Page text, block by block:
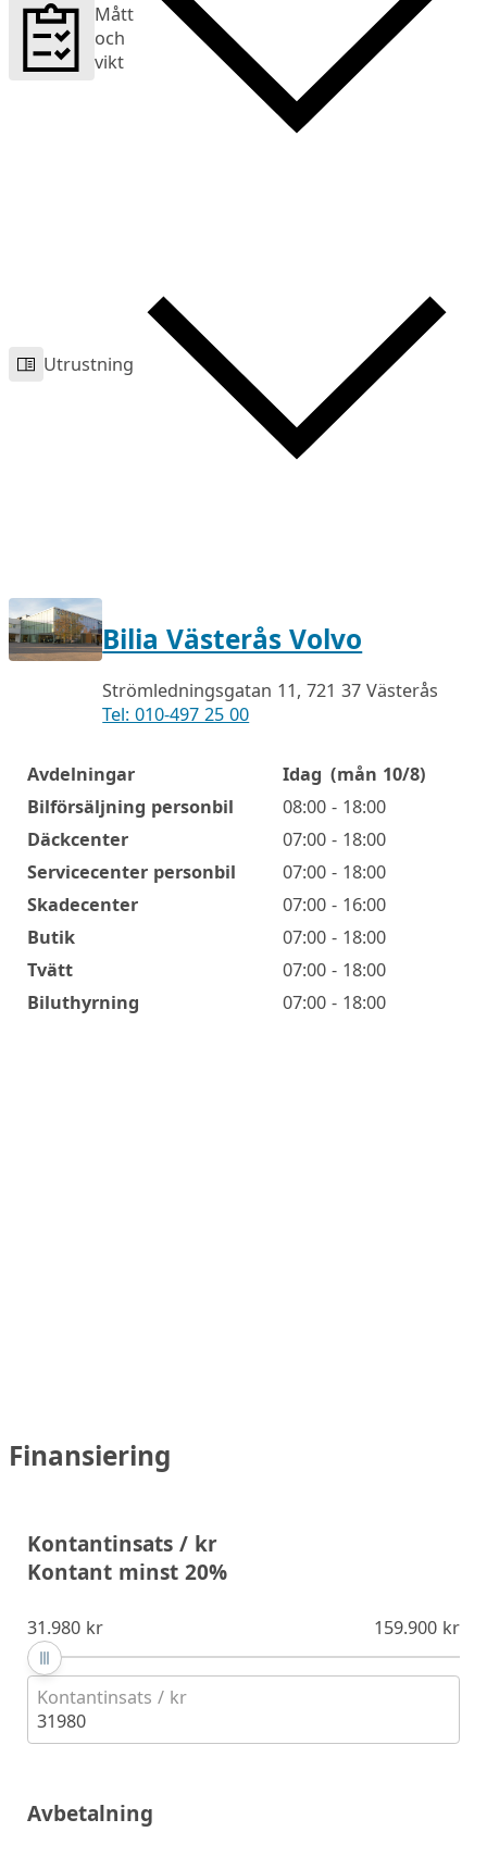
Mått
och
vikt
Utrustning
Bilia Västerås Volvo
Strömledningsgatan 11, 721 37 Västerås
Tel: 010-497 25 00
Öppettider
Avdelningar Idag (mån 10/8)
Bilförsäljning personbil
08:00 - 18:00
Däckcenter
07:00 - 18:00
Servicecenter personbil
07:00 - 18:00
Skadecenter
07:00 - 16:00
Butik
07:00 - 18:00
Tvätt
07:00 - 18:00
Biluthyrning
07:00 - 18:00
Finansiering
Kontantinsats / kr
Kontant minst 20%
31.980 kr 159.900 kr
Kontantinsats / kr
31980
Avbetalning